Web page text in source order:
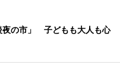
夜の市」 子どもも大人も心